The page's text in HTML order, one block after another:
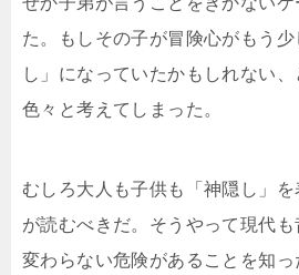
た。もしその子が冒険心がもう
し」になっていたかもしれない
色々と考えてしまった。
むしろ大人も子供も「神隠し」
が読むべきだ。そうやって現代
変わらない危険があることを知っ